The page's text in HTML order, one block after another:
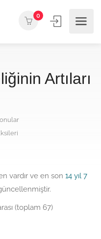
0
Artıları
vardır ve en son 14 yıl 7
(toplam 67)